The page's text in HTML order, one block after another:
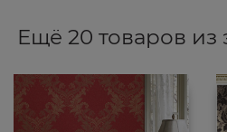
Ещё 20 товаров из